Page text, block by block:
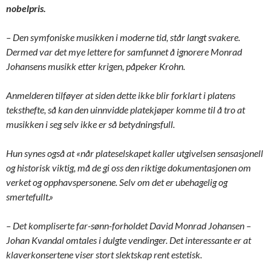
nobelpris.
– Den symfoniske musikken i moderne tid, står langt svakere.
Dermed var det mye lettere for samfunnet å ignorere Monrad
Johansens musikk etter krigen, påpeker Krohn.
Anmelderen tilføyer at siden dette ikke blir forklart i platens
teksthefte, så kan den uinnvidde platekjøper komme til å tro at
musikken i seg selv ikke er så betydningsfull.
Hun synes også at «når plateselskapet kaller utgivelsen sensasjonell
og historisk viktig, må de gi oss den riktige dokumentasjonen om
verket og opphavspersonene. Selv om det er ubehagelig og
smertefullt.»
– Det kompliserte far-sønn-forholdet David Monrad Johansen –
Johan Kvandal omtales i dulgte vendinger. Det interessante er at
klaverkonsertene viser stort slektskap rent estetisk.